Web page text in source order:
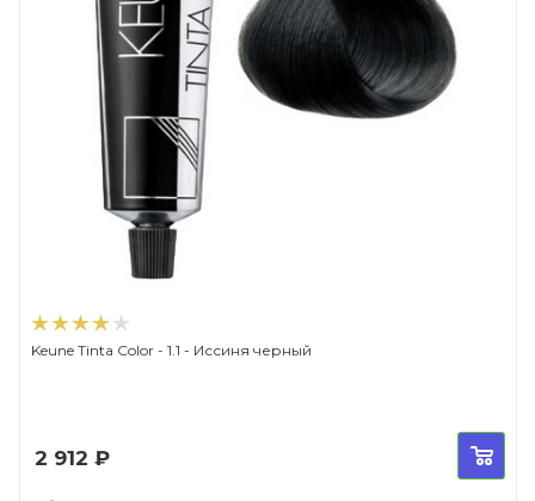
Keune Tinta Color - 1.1 - Иссиня черный
2 912 ₽